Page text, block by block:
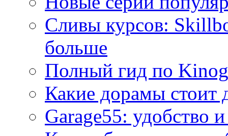
Сливы курсов:
больше
Полный гид по
Какие дорамы стоит
Garage55: удобство